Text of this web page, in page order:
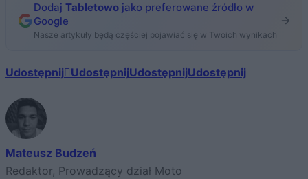
Dodaj Tabletowo jako preferowane źródło w
Google
Nasze artykuły będą częściej pojawiać się w Twoich wynikach
Udostępnij UdostępnijUdostępnijUdostępnij
Mateusz Budzeń
Redaktor, Prowadzący dział Moto